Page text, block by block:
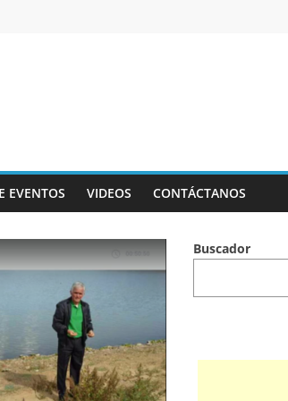
EVENTOS VIDEOS CONTÁCTANOS
Buscador